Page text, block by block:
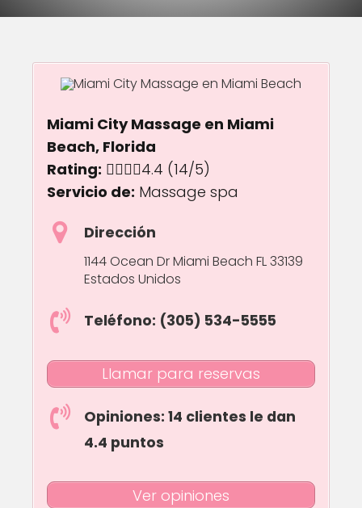
Miami City Massage en Miami
Beach, Florida
Rating:
4.4 out of 5.0 stars
4.4 (14/5)
Servicio de: Massage spa
Dirección
1144 Ocean Dr Miami Beach FL 33139
Estados Unidos
Teléfono: (305) 534-5555
Llamar para reservas
Opiniones: 14 clientes le dan
4.4 puntos
Ver opiniones